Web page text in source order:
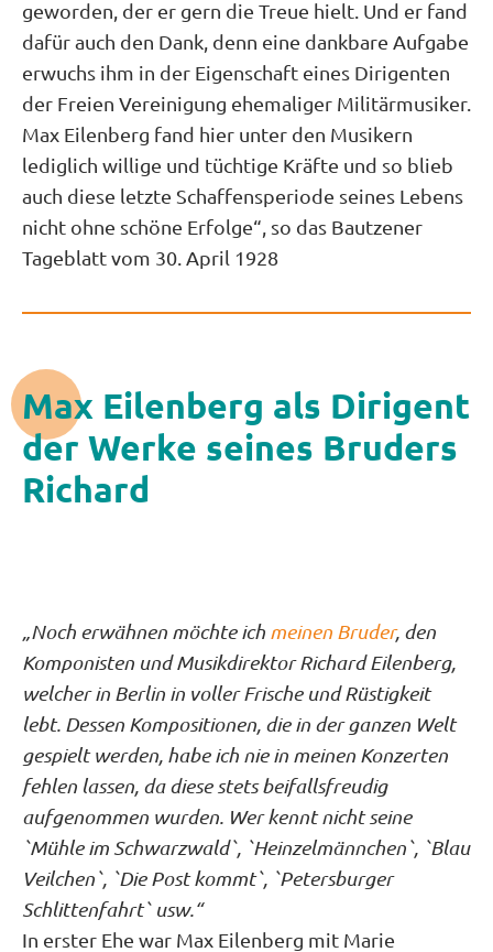
geworden, der er gern die Treue hielt. Und er fand
dafür auch den Dank, denn eine dankbare Aufgabe
erwuchs ihm in der Eigenschaft eines Dirigenten
der Freien Vereinigung ehemaliger Militärmusiker.
Max Eilenberg fand hier unter den Musikern
lediglich willige und tüchtige Kräfte und so blieb
auch diese letzte Schaffensperiode seines Lebens
nicht ohne schöne Erfolge“, so das Bautzener
Tageblatt vom 30. April 1928
Max Eilenberg als Dirigent
der Werke seines Bruders
Richard
„Noch erwähnen möchte ich meinen Bruder, den
Komponisten und Musikdirektor Richard Eilenberg,
welcher in Berlin in voller Frische und Rüstigkeit
lebt. Dessen Kompositionen, die in der ganzen Welt
gespielt werden, habe ich nie in meinen Konzerten
fehlen lassen, da diese stets beifallsfreudig
aufgenommen wurden. Wer kennt nicht seine
`Mühle im Schwarzwald`, `Heinzelmännchen`, `Blau
Veilchen`, `Die Post kommt`, `Petersburger
Schlittenfahrt` usw.“
In erster Ehe war Max Eilenberg mit Marie